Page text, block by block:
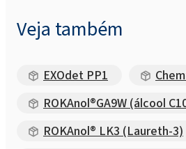
Veja também
EXOdet PP1
ROKAnol®GA9W (álcool
ROKAnol® LK3 (Laureth-3)